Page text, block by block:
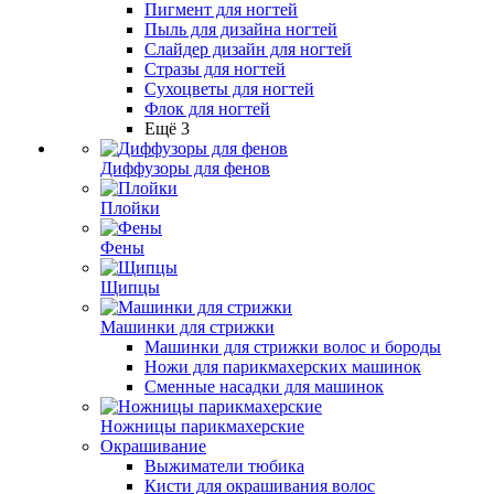
Пигмент для ногтей
Пыль для дизайна ногтей
Слайдер дизайн для ногтей
Стразы для ногтей
Сухоцветы для ногтей
Флок для ногтей
Ещё 3
Диффузоры для фенов
Плойки
Фены
Щипцы
Машинки для стрижки
Машинки для стрижки волос и бороды
Ножи для парикмахерских машинок
Сменные насадки для машинок
Ножницы парикмахерские
Окрашивание
Выжиматели тюбика
Кисти для окрашивания волос